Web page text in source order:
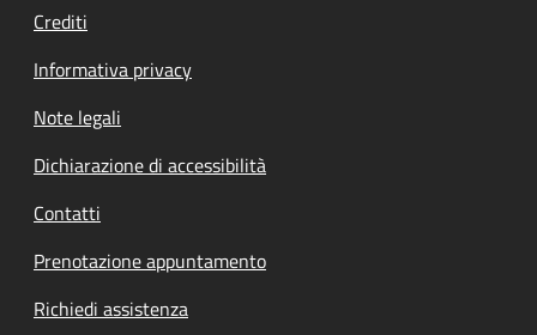
Crediti
Informativa privacy
Note legali
Dichiarazione di accessibilità
Contatti
Prenotazione appuntamento
Richiedi assistenza